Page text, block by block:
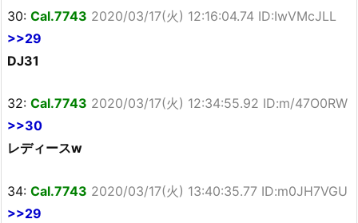
30: Cal.7743 2020/03/17(火) 12:16:04.74 ID:IwVMcJLL
>>29
DJ31
32: Cal.7743 2020/03/17(火) 12:34:55.92 ID:m/47O0RW
>>30
レディースw
34: Cal.7743 2020/03/17(火) 13:40:35.77 ID:m0JH7VGU
>>29